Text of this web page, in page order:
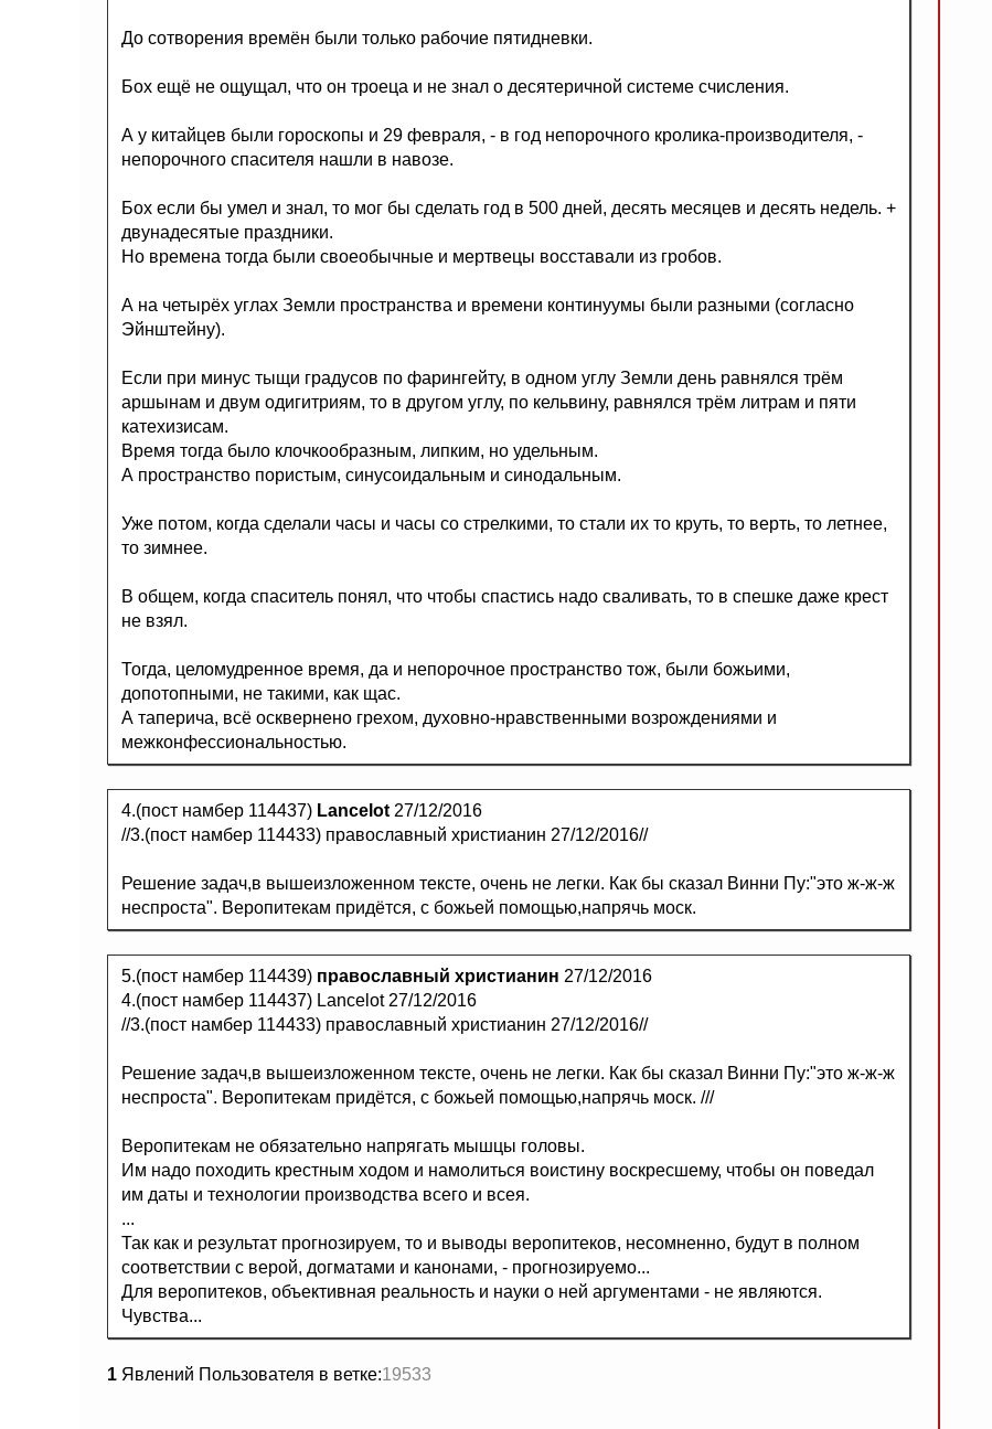
До сотворения времён были только рабочие пятидневки.
Бох ещё не ощущал, что он троеца и не знал о десятеричной системе счисления.
А у китайцев были гороскопы и 29 февраля, - в год непорочного кролика-производителя, -
непорочного спасителя нашли в навозе.
Бох если бы умел и знал, то мог бы сделать год в 500 дней, десять месяцев и десять недель. +
двунадесятые праздники.
Но времена тогда были своеобычные и мертвецы восставали из гробов.
А на четырёх углах Земли пространства и времени континуумы были разными (согласно
Эйнштейну).
Если при минус тыщи градусов по фарингейту, в одном углу Земли день равнялся трём
аршынам и двум одигитриям, то в другом углу, по кельвину, равнялся трём литрам и пяти
катехизисам.
Время тогда было клочкообразным, липким, но удельным.
А пространство пористым, синусоидальным и синодальным.
Уже потом, когда сделали часы и часы со стрелкими, то стали их то круть, то верть, то летнее,
то зимнее.
В общем, когда спаситель понял, что чтобы спастись надо сваливать, то в спешке даже крест
не взял.
Тогда, целомудренное время, да и непорочное пространство тож, были божьими,
допотопными, не такими, как щас.
А таперича, всё осквернено грехом, духовно-нравственными возрождениями и
межконфессиональностью.
4.(пост намбер 114437) Lancelot 27/12/2016
//3.(пост намбер 114433) православный христианин 27/12/2016//
Решение задач,в вышеизложенном тексте, очень не легки. Как бы сказал Винни Пу:"это ж-ж-ж
неспроста". Веропитекам придётся, с божьей помощью,напрячь моск.
5.(пост намбер 114439) православный христианин 27/12/2016
4.(пост намбер 114437) Lancelot 27/12/2016
//3.(пост намбер 114433) православный христианин 27/12/2016//
Решение задач,в вышеизложенном тексте, очень не легки. Как бы сказал Винни Пу:"это ж-ж-ж
неспроста". Веропитекам придётся, с божьей помощью,напрячь моск. ///
Веропитекам не обязательно напрягать мышцы головы.
Им надо походить крестным ходом и намолиться воистину воскресшему, чтобы он поведал
им даты и технологии производства всего и всея.
...
Так как и результат прогнозируем, то и выводы веропитеков, несомненно, будут в полном
соответствии с верой, догматами и канонами, - прогнозируемо...
Для веропитеков, объективная реальность и науки о ней аргументами - не являются.
Чувства...
1 Явлений Пользователя в ветке:19533